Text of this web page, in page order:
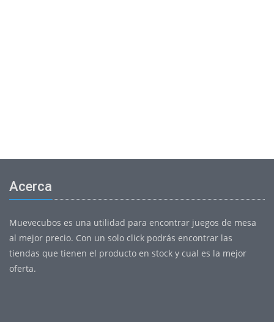
Acerca
Muevecubos es una utilidad para encontrar juegos de mesa
al mejor precio. Con un solo click podrás encontrar las
tiendas que tienen el producto en stock y cual es la mejor
oferta.